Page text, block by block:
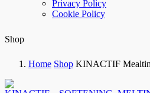
Privacy Policy
Cookie Policy
Shop
Home Shop KINACTIF